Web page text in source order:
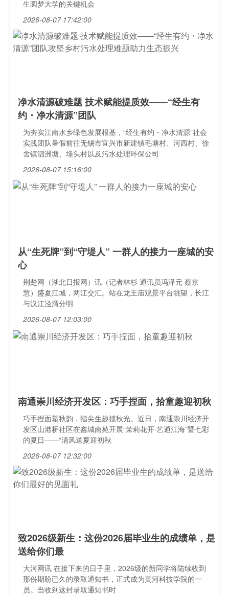
生圆梦大学的关键机会
2026-08-07 17:42:00
净水清源破难题 技术赋能提质效——“经生有
约・净水清源”团队
为夯实江南水乡绿色发展根基，“经生有约・净水清源”社会
实践团队暑假前往无锡市宜兴市新建镇毛塘村、河西村、徐
舍镇泗洲塘、堘头村以及污水处理环保公司
2026-08-07 15:16:00
从“生死牌”到“守堤人” 一群人的接力一座城的安
心
荆楚网（湖北日报网）讯（记者林杉 通讯员冯泽元 蔡京
慧）盛夏江城，两江交汇。站在龙王庙观景平台眺望，长江
与汉江泾渭分明
2026-08-07 12:03:00
南通崇川经济开发区：巧手捏面，拾童趣迎初秋
巧手捏面塑秋韵，指尖生趣揽秋光。近日，南通崇川经济开
发区山港桥社区在鑫城南苑开展“茉莉花开·艺通江海”暨七彩
的夏日——“清风送夏迎初秋
2026-08-07 12:32:00
致2026级新生：这份2026届毕业生的成绩单，是
送给你们最
大河网讯 在接下来的日子里，2026级的新同学将陆续收到
那份期盼已久的录取通知书，正式成为黄河科技学院的一
员。当收到这封录取通知书时